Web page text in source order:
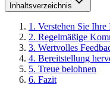
Inhaltsverzeichnis
1 . Verstehen Sie Ihre
2. Regelmäßige
3. Wertvolles
4. Bereitstellung
5. Treue belohnen
6. Fazit